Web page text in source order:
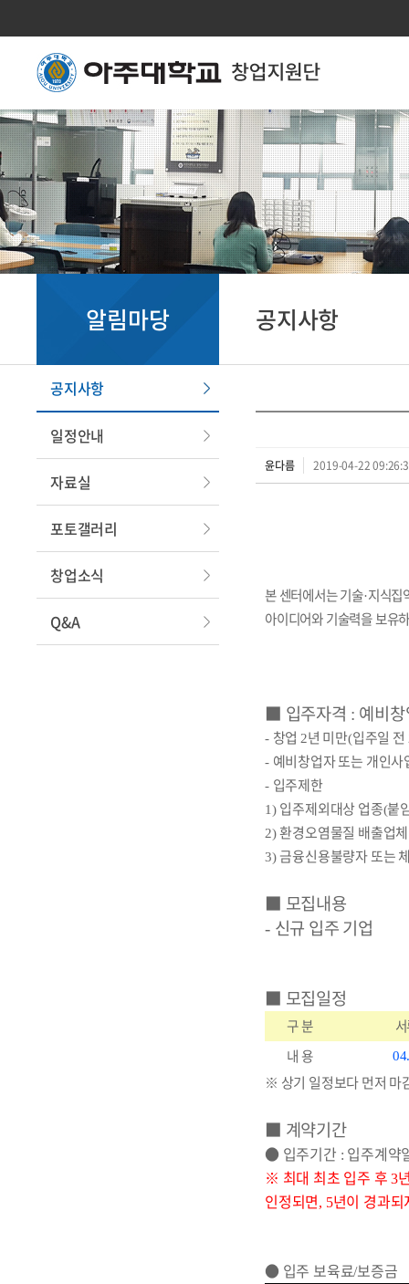
알림마당
공지사항
일정안내
자료실
포토갤러리
창업소식
Q&A
공지사항
윤다름 2019-04-22
본 센터에서는 기술·지식집
아이디어와 기술력을 보유
■ 입주자격 : 예비
- 창업2년 미만(입주일 전
- 예비창업자 또는 개인
- 입주제한
1) 입주제외대상 업종(붙
2)환경오염물질 배출업체
3) 금융신용불량자 또는
■ 모집내용
- 신규 입주 기업
■ 모집일정
구 분
내 용
※ 상기 일정보다 먼저 마
■ 계약기간
● 입주기간 : 입주계약
※ 최대 최초 입주 후3
인정되면, 5년이 경과
● 입주 보육료/보증금